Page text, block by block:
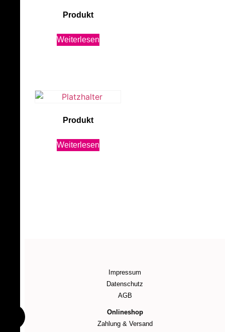
Produkt
Weiterlesen
Produkt
Weiterlesen
Impressum
Datenschutz
AGB
Onlineshop
Zahlung & Versand